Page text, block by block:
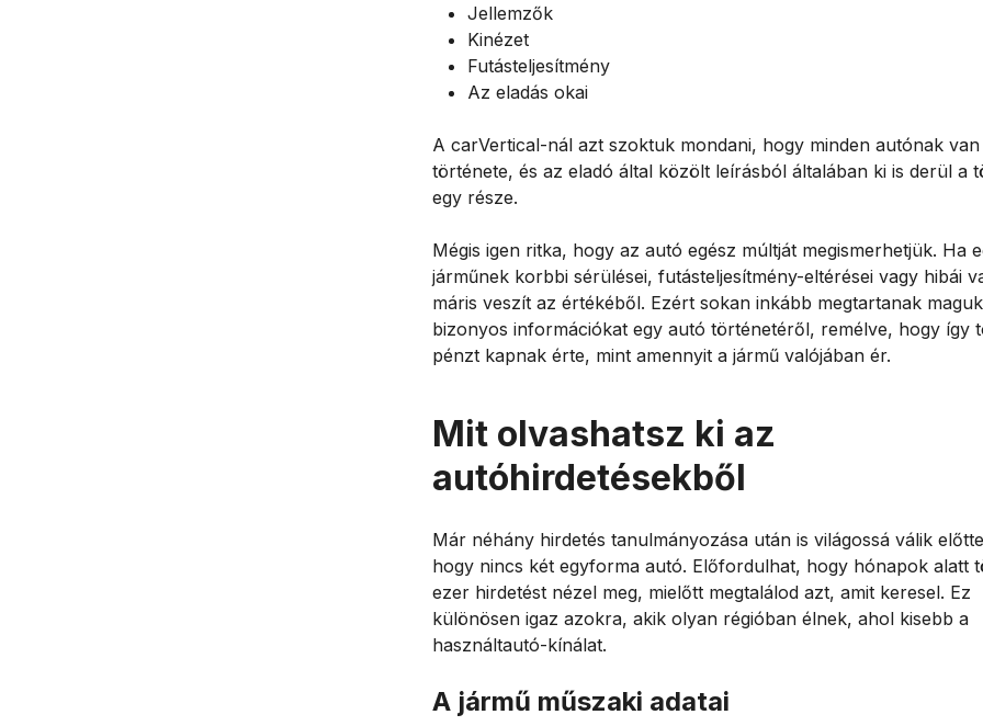
Jellemzők
Kinézet
Futásteljesítmény
Az eladás okai
A carVertical-nál azt szoktuk mondani, hogy minden autónak van
története, és az eladó által közölt leírásból általában ki is derül a
egy része.
Mégis igen ritka, hogy az autó egész múltját megismerhetjük. Ha
járműnek korbbi sérülései, futásteljesítmény-eltérései vagy hibái
máris veszít az értékéből. Ezért sokan inkább megtartanak
bizonyos információkat egy autó történetéről, remélve, hogy így
pénzt kapnak érte, mint amennyit a jármű valójában ér.
Mit olvashatsz ki az
autóhirdetésekből
Már néhány hirdetés tanulmányozása után is világossá válik
hogy nincs két egyforma autó. Előfordulhat, hogy hónapok alatt
ezer hirdetést nézel meg, mielőtt megtalálod azt, amit keresel. Ez
különösen igaz azokra, akik olyan régióban élnek, ahol kisebb a
használtautó-kínálat.
A jármű műszaki adatai